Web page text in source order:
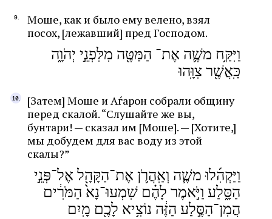
Моше, как и было ему велено, взял
посох, [лежавший] пред Господом.
וַיִּקַּ֥ח משֶׁ֛ה אֶת־ הַמַּטֶּ֖ה מִלִּפְנֵ֣י יְהֹוָ֑ה
כַּֽאֲשֶׁ֖ר צִוָּֽהוּ
[Затем] Моше и Аѓарон собрали общину
перед скалой. “Слушайте же вы,
бунтари! — сказал им [Моше]. — [Хотите,]
мы добудем для вас воду из этой
скалы?”
וַיַּקְהִ֜לוּ משֶׁ֧ה וְאַֽהֲרֹ֛ן אֶת־הַקָּהָ֖ל אֶל־פְּנֵ֣י
הַסָּ֑לַע וַיֹּ֣אמֶר לָהֶ֗ם שִׁמְעוּ־נָא֙ הַמֹּרִ֔ים
הֲמִן־הַסֶּ֣לַע הַזֶּ֔ה נוֹצִ֥יא לָכֶ֖ם מָֽיִם